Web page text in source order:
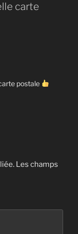
carte
postale
Les champs